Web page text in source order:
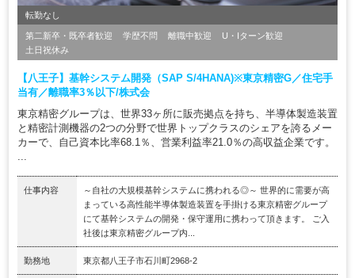
転勤なし
第二新卒・既卒者歓迎 学歴不問 離職中歓迎
U・Iターン歓迎
土日祝休み
【八王子】基幹システム開発（SAP S/4HANA)※東京精密G／住宅手
当有／離職率3％以下/株式会
東京精密グループは、世界33ヶ所に販売拠点を持ち、半導体製造装置
と精密計測機器の2つの分野で世界トップクラスのシェアを誇るメー
カーで、自己資本比率68.1％、営業利益率21.0％の高収益企業です。
仕事内容
～自社の大規模基幹システムに携われる◎～ 世界的に需要が高
まっている高性能半導体製造装置を手掛ける東京精密グループ
にて基幹システムの開発・保守運用に携わって頂きます。 ご入
社後は東京精密グループ内...
勤務地 東京都八王子市石川町2968-2